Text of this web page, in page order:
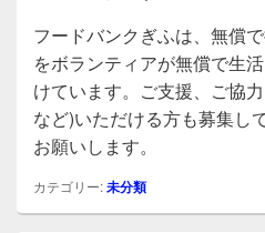
フードバンクぎふは、無償
をボランティアが無償で生
けています。ご支援、ご協
など)いただける方も募集し
お願いします。
カテゴリー:未分類